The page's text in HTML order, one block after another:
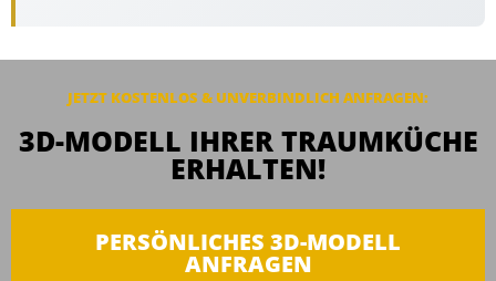
JETZT KOSTENLOS & UNVERBINDLICH ANFRAGEN:
3D-MODELL IHRER TRAUMKÜCHE
ERHALTEN!
PERSÖNLICHES 3D-MODELL
ANFRAGEN